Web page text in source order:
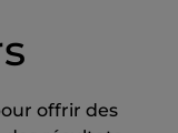
offrir des